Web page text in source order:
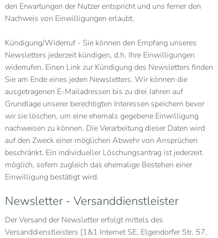
den Erwartungen der Nutzer entspricht und uns ferner den
Nachweis von Einwilligungen erlaubt.
Kündigung/Widerruf - Sie können den Empfang unseres
Newsletters jederzeit kündigen, d.h. Ihre Einwilligungen
widerrufen. Einen Link zur Kündigung des Newsletters finden
Sie am Ende eines jeden Newsletters. Wir können die
ausgetragenen E-Mailadressen bis zu drei Jahren auf
Grundlage unserer berechtigten Interessen speichern bevor
wir sie löschen, um eine ehemals gegebene Einwilligung
nachweisen zu können. Die Verarbeitung dieser Daten wird
auf den Zweck einer möglichen Abwehr von Ansprüchen
beschränkt. Ein individueller Löschungsantrag ist jederzeit
möglich, sofern zugleich das ehemalige Bestehen einer
Einwilligung bestätigt wird.
Newsletter - Versanddienstleister
Der Versand der Newsletter erfolgt mittels des
Versanddienstleisters [1&1 Internet SE, Elgendorfer Str. 57,